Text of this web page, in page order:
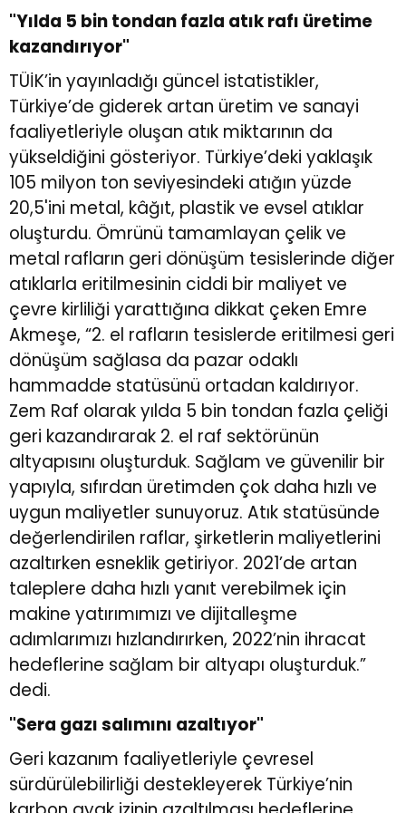
"Yılda 5 bin tondan fazla atık rafı üretime
kazandırıyor"
TÜİK’in yayınladığı güncel istatistikler,
Türkiye’de giderek artan üretim ve sanayi
faaliyetleriyle oluşan atık miktarının da
yükseldiğini gösteriyor. Türkiye’deki yaklaşık
105 milyon ton seviyesindeki atığın yüzde
20,5'ini metal, kâğıt, plastik ve evsel atıklar
oluşturdu. Ömrünü tamamlayan çelik ve
metal rafların geri dönüşüm tesislerinde diğer
atıklarla eritilmesinin ciddi bir maliyet ve
çevre kirliliği yarattığına dikkat çeken Emre
Akmeşe, “2. el rafların tesislerde eritilmesi geri
dönüşüm sağlasa da pazar odaklı
hammadde statüsünü ortadan kaldırıyor.
Zem Raf olarak yılda 5 bin tondan fazla çeliği
geri kazandırarak 2. el raf sektörünün
altyapısını oluşturduk. Sağlam ve güvenilir bir
yapıyla, sıfırdan üretimden çok daha hızlı ve
uygun maliyetler sunuyoruz. Atık statüsünde
değerlendirilen raflar, şirketlerin maliyetlerini
azaltırken esneklik getiriyor. 2021’de artan
taleplere daha hızlı yanıt verebilmek için
makine yatırımımızı ve dijitalleşme
adımlarımızı hızlandırırken, 2022’nin ihracat
hedeflerine sağlam bir altyapı oluşturduk.”
dedi.
"Sera gazı salımını azaltıyor"
Geri kazanım faaliyetleriyle çevresel
sürdürülebilirliği destekleyerek Türkiye’nin